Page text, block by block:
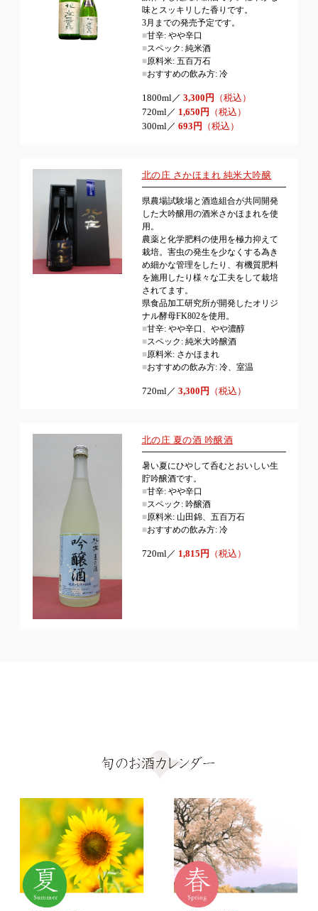
味とスッキリした香りです。
3月までの発売予定です。
■甘辛: やや辛口
■スペック: 純米酒
■原料米: 五百万石
■おすすめの飲み方: 冷
1800ml／ 3,300円 （税込）
720ml／ 1,650円 （税込）
300ml／ 693円 （税込）
北の庄 さかほまれ 純米大吟醸
県農場試験場と酒造組合が共同開発
した大吟醸用の酒米さかほまれを使
用。
農薬と化学肥料の使用を極力抑えて
栽培。害虫の発生を少なくする為き
め細かな管理をしたり、有機質肥料
を施用したり様々な工夫をして栽培
されてます。
県食品加工研究所が開発したオリジ
ナル酵母FK802を使用。
■甘辛: やや辛口、やや濃醇
■スペック: 純米大吟醸酒
■原料米: さかほまれ
■おすすめの飲み方: 冷、室温
720ml／ 3,300円 （税込）
北の庄 夏の酒 吟醸酒
暑い夏にひやして呑むとおいしい生
貯吟醸酒です。
■甘辛: やや辛口
■スペック: 吟醸酒
■原料米: 山田錦、五百万石
■おすすめの飲み方: 冷
720ml／ 1,815円 （税込）